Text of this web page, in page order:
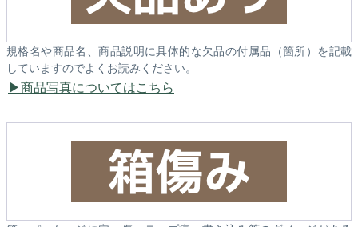
規格名や商品名、商品説明に具体的な欠品の付属品（箇所）を記載
していますのでよくお読みください。
商品写真についてはこちら